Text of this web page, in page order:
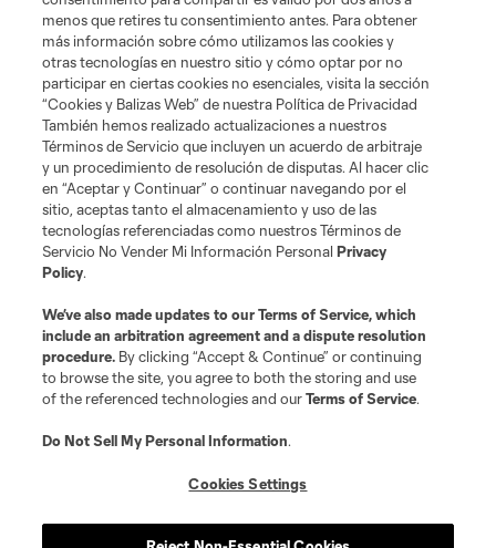
Terminos de servicio
Politica de privacidad
Do Not Sell or Share My Personal Information
Cookies Settings
©2026 MLS. The Major League Soccer and MLS name and shield are
registered trademarks of Major League Soccer, L.L.C. (“MLS”). The names
and logos of MLS teams are registered and/or common law trademarks of
MLS or are used with the permission of their owners. Any unauthorized use
is forbidden.
menos que retires tu consentimiento antes. Para obtener
más información sobre cómo utilizamos las cookies y
otras tecnologías en nuestro sitio y cómo optar por no
participar en ciertas cookies no esenciales, visita la sección
“Cookies y Balizas Web” de nuestra Política de Privacidad
También hemos realizado actualizaciones a nuestros
Términos de Servicio que incluyen un acuerdo de arbitraje
y un procedimiento de resolución de disputas. Al hacer clic
en “Aceptar y Continuar” o continuar navegando por el
sitio, aceptas tanto el almacenamiento y uso de las
tecnologías referenciadas como nuestros Términos de
Servicio No Vender Mi Información PersonalPrivacy
Policy.
We’ve also made updates to ourTerms of Service, which
include an arbitration agreement and a dispute resolution
procedure. By clicking “Accept & Continue” or continuing
to browse the site, you agree to both the storing and use
of the referenced technologies and ourTerms of Service.
Do Not Sell My Personal Information.
Cookies Settings